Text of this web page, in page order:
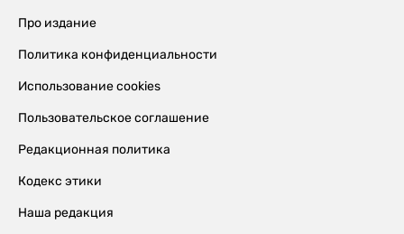
Про издание
Политика конфиденциальности
Использование cookies
Пользовательское соглашение
Редакционная политика
Кодекс этики
Наша редакция